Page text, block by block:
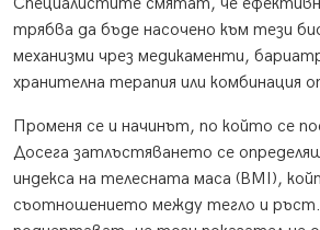
трябва да бъде насочено към тези
механизми чрез медикаменти,
хранителна терапия или комбинация
Променя се и начинът, по който се
Досега затлъстяването се
индекса на телесната маса (BMI),
съотношението между тегло и